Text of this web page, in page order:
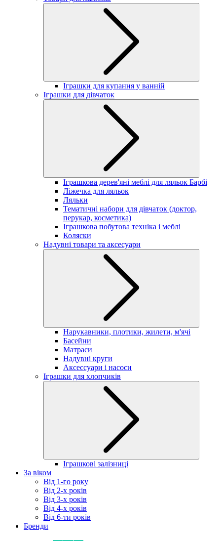
Іграшки для купання у ванній
Іграшки для дівчаток
Іграшкова дерев'яні меблі для ляльок Барбі
Ліжечка для ляльок
Ляльки
Тематичні набори для дівчаток (доктор,
перукар, косметика)
Іграшкова побутова техніка і меблі
Коляски
Надувні товари та аксесуари
Нарукавники, плотики, жилети, м'ячі
Басейни
Матраси
Надувні круги
Аксессуари і насоси
Іграшки для хлопчиків
Іграшкові залізниці
За віком
Від 1-го року
Від 2-х років
Від 3-х років
Від 4-х років
Від 6-ти років
Бренди